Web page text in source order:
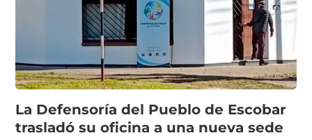
La Defensoría del Pueblo de Escobar
trasladó su oficina a una nueva sede